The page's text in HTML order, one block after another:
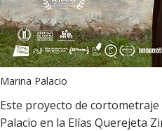
Marina Palacio
Este proyecto de
Palacio en la Elías Querejeta